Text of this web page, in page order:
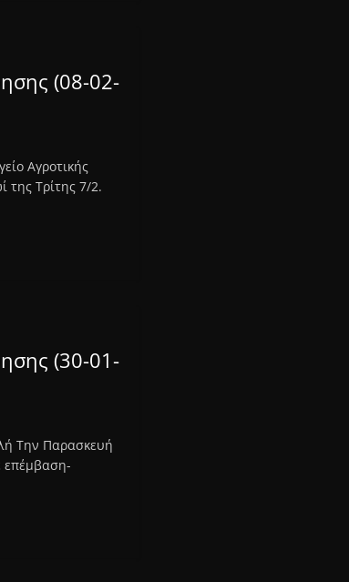
(08-02-
Αγροτικής
της Τρίτης 7/2.
(30-01-
Την Παρασκευή
επέμβαση-